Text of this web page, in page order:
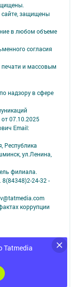
Tatmedia
защищены
в любом объеме
согласия
печати и массовым
надзору в сфере
07.10.2025
Email:
Республика
ул.Ленина,
филиала.
8(84348)2-24-32 -
коррупции
браузера.